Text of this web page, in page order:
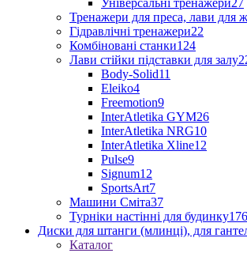
Універсальні тренажери27
Тренажери для преса, лави для
Гідравлічні тренажери22
Комбіновані станки124
Лави стійки підставки для залу
Body-Solid11
Eleiko4
Freemotion9
InterAtletika GYM26
InterAtletika NRG10
InterAtletika Xline12
Pulse9
Signum12
SportsArt7
Машини Сміта37
Турніки настінні для будинку176
Диски для штанги (млинці), для
Каталог